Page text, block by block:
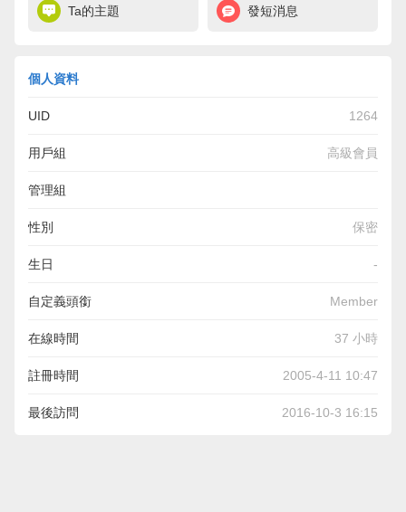
Ta的主題 發短消息
個人資料
UID 1264
用戶組 高級會員
管理組
性別 保密
生日 -
自定義頭銜 Member
在線時間 37 小時
註冊時間 2005-4-11 10:47
最後訪問 2016-10-3 16:15